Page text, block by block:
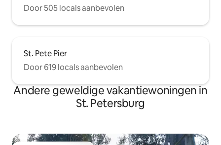
Door 505 locals aanbevolen
St. Pete Pier
Door 619 locals aanbevolen
Andere geweldige vakantiewoningen in
St. Petersburg